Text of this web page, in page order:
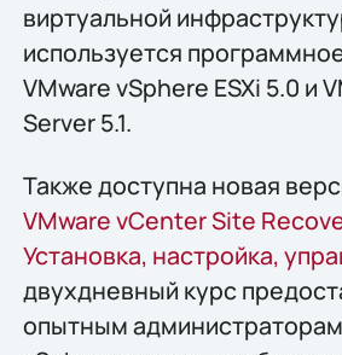
виртуальной
используется
VMware vSphere ESXi 5.0 и
Server 5.1.
Также доступна новая
VMware vCenter Site
Установка, настройка,
двухдневный курс
опытным